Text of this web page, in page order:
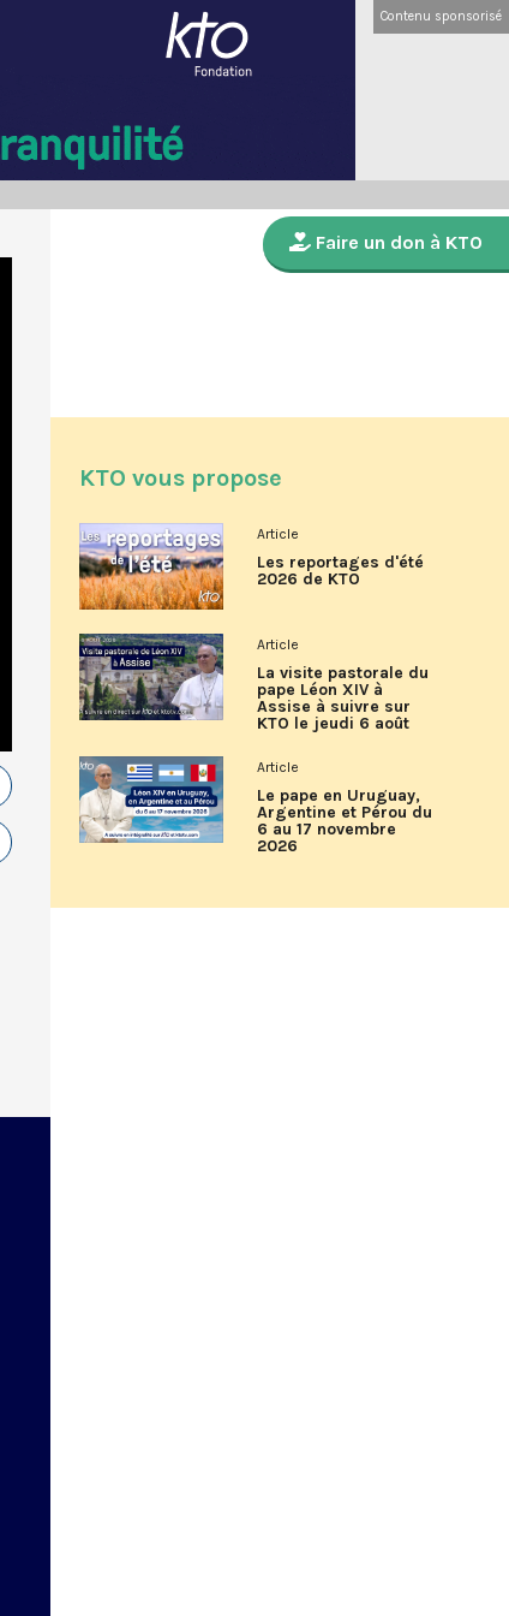
Contenu sponsorisé
Faire un don à KTO
KTO vous propose
Article
Les reportages d'été
2026 de KTO
Article
La visite pastorale du
pape Léon XIV à
Assise à suivre sur
KTO le jeudi 6 août
Article
Le pape en Uruguay,
Argentine et Pérou du
6 au 17 novembre
2026